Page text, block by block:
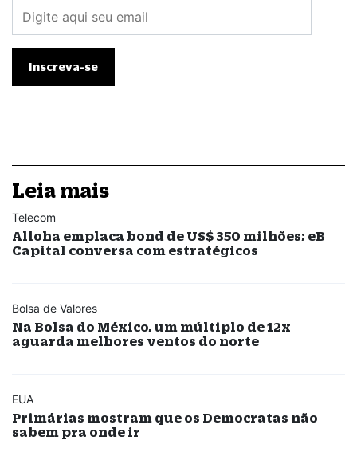
Leia mais
Telecom
Alloha emplaca bond de US$ 350 milhões; eB
Capital conversa com estratégicos
Bolsa de Valores
Na Bolsa do México, um múltiplo de 12x
aguarda melhores ventos do norte
EUA
Primárias mostram que os Democratas não
sabem pra onde ir